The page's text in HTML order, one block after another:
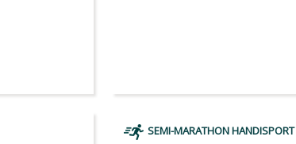
SEMI-MARATHON HANDISPORT